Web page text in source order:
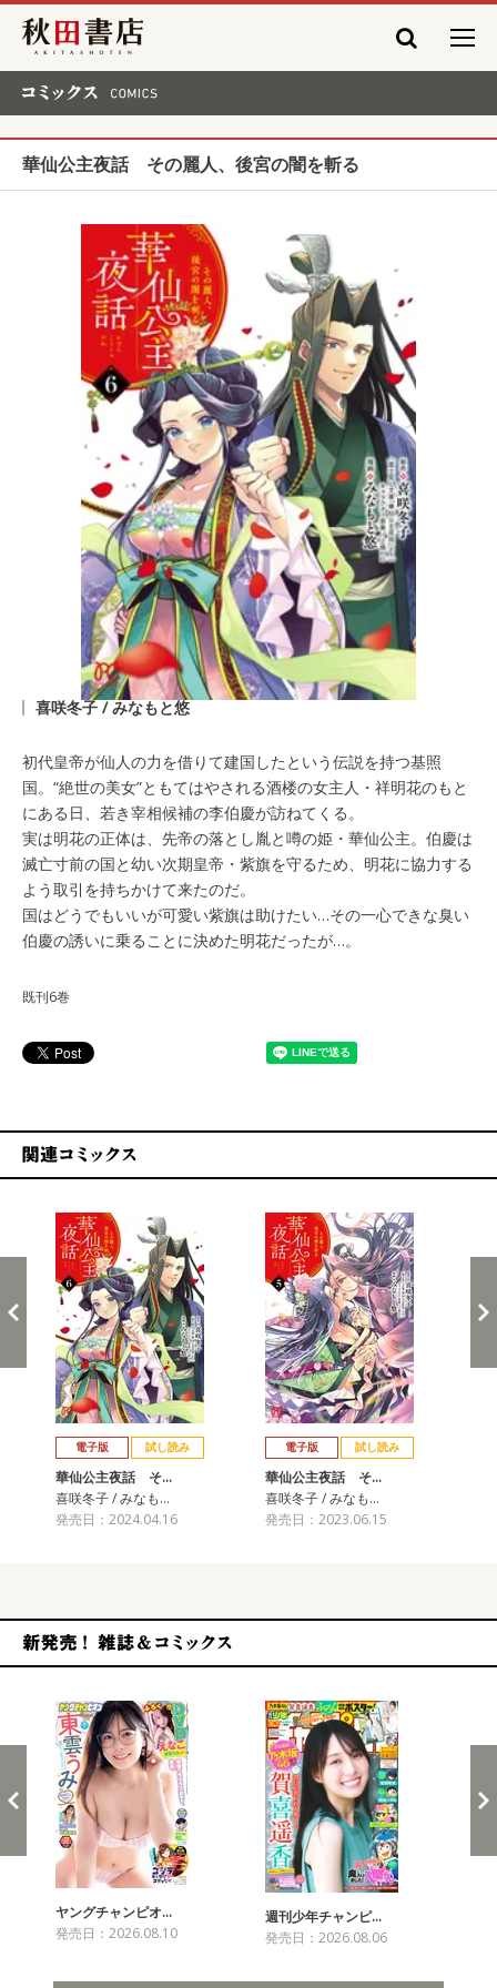
秋田書店
華仙公主夜話 その麗人、後宮の闇を斬る
喜咲冬子 / みなもと悠
初代皇帝が仙人の力を借りて建国したという伝説を持つ基照
国。“絶世の美女”ともてはやされる酒楼の女主人・祥明花のもと
にある日、若き宰相候補の李伯慶が訪ねてくる。
実は明花の正体は、先帝の落とし胤と噂の姫・華仙公主。伯慶は
滅亡寸前の国と幼い次期皇帝・紫旗を守るため、明花に協力する
よう取引を持ちかけて来たのだ。
国はどうでもいいが可愛い紫旗は助けたい…その一心できな臭い
伯慶の誘いに乗ることに決めた明花だったが…。
既刊6巻
電子版 試し読み
華仙公主夜話 そ…
喜咲冬子 / みなも…
発売日：2024.04.16
電子版 試し読み
華仙公主夜話 そ…
喜咲冬子 / みなも…
発売日：2023.06.15
ヤングチャンピオ…
発売日：2026.08.10
週刊少年チャンピ…
発売日：2026.08.06